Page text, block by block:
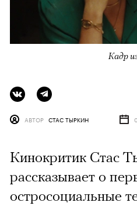
Кадр
АВТОР СТАС ТЫРКИН
Кинокритик Стас
рассказывает о
остросоциальные